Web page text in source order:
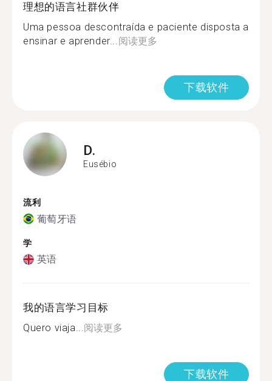
理想的语言社群伙伴
Uma pessoa descontraída e paciente disposta a
ensinar e aprender...阅读更多
下载软件
D.
Eusébio
流利
葡萄牙语
学
英语
我的语言学习目标
Quero viaja...阅读更多
下载软件